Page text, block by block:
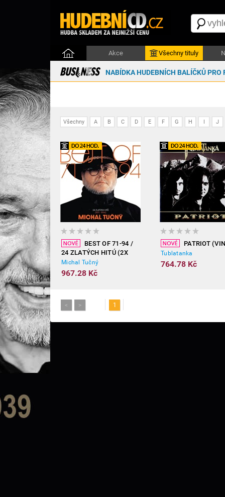
Akce Všechny tituly
NABÍDKA HUDEBNÍCH BALÍČKŮ PRO
Všechny A B C D E F G H I J
BEST OF 71-94 /
24 ZLATÝCH HITÚ (2X
VINYL)
Michal Tučný
967.28 Kč
PATRIOT
Tublatanka
764.78 Kč
< > 1